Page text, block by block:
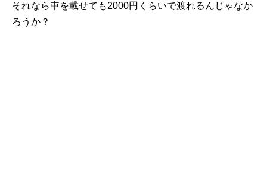
それなら車を載せても2000円くらいで渡れるんじゃなか
ろうか？